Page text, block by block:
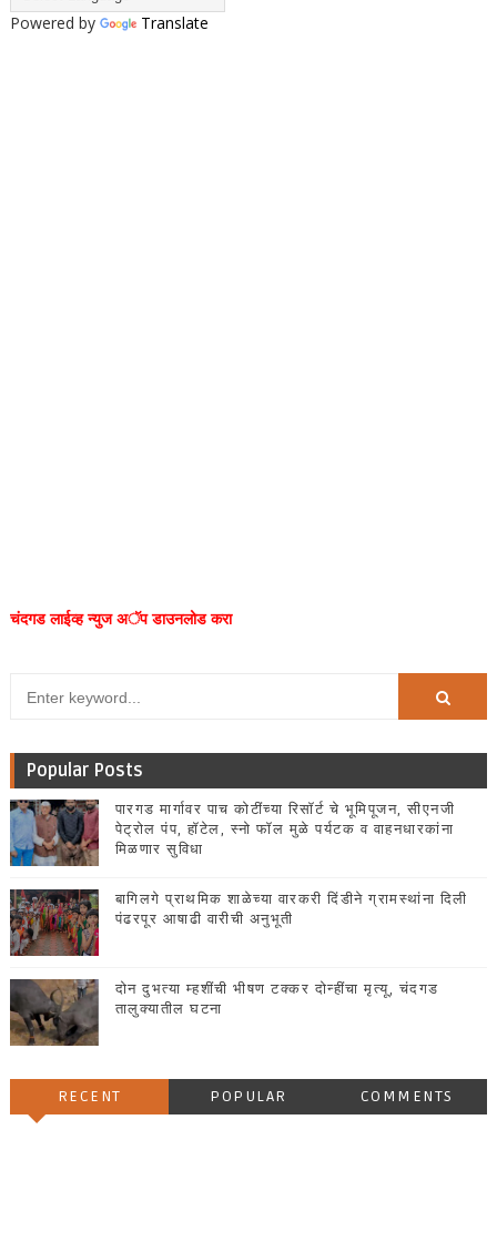
Powered by Translate
चंदगड लाईव्ह न्युज अॅप डाउनलोड करा
Popular Posts
पारगड मार्गावर पाच कोटींच्या रिसॉर्ट चे भूमिपूजन, सीएनजी
पेट्रोल पंप, हॉटेल, स्नो फॉल मुळे पर्यटक व वाहनधारकांना
मिळणार सुविधा
बागिलगे प्राथमिक शाळेच्या वारकरी दिंडीने ग्रामस्थांना दिली
पंढरपूर आषाढी वारीची अनुभूती
दोन दुभत्या म्हशींची भीषण टक्कर दोन्हींचा मृत्यू, चंदगड
तालुक्यातील घटना
RECENT POPULAR COMMENTS